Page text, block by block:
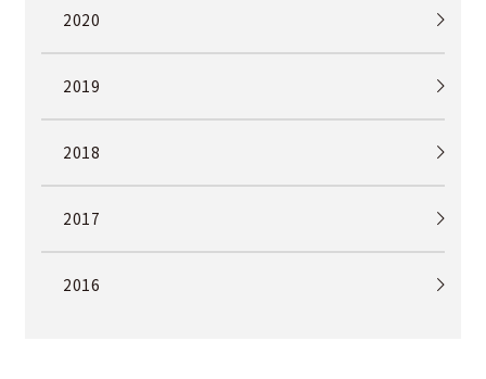
2020
2019
2018
2017
2016